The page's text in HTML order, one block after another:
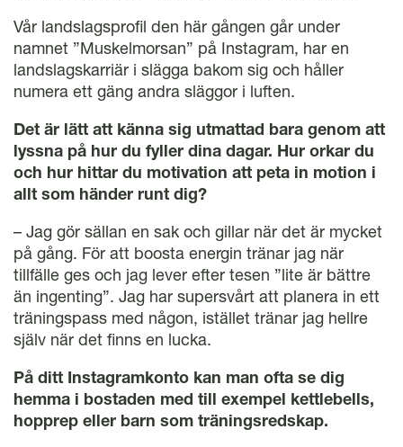
Vår landslagsprofil den här gången går under
namnet ”Muskelmorsan” på Instagram, har en
landslagskarriär i slägga bakom sig och håller
numera ett gäng andra släggor i luften.
Det är lätt att känna sig utmattad bara genom att
lyssna på hur du fyller dina dagar. Hur orkar du
och hur hittar du motivation att peta in motion i
allt som händer runt dig?
– Jag gör sällan en sak och gillar när det är mycket
på gång. För att boosta energin tränar jag när
tillfälle ges och jag lever efter tesen ”lite är bättre
än ingenting”. Jag har supersvårt att planera in ett
träningspass med någon, istället tränar jag hellre
själv när det finns en lucka.
På ditt Instagramkonto kan man ofta se dig
hemma i bostaden med till exempel kettlebells,
hopprep eller barn som träningsredskap.